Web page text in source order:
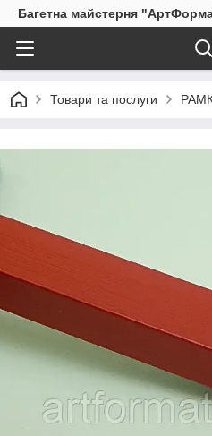
Багетна майстерня
Товари та послуги